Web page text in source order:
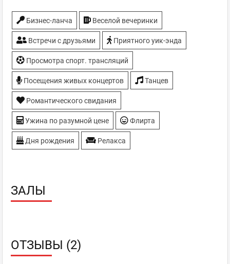
ТВ-плазмы
Бизнес-ланча Веселой вечеринки
Встречи с друзьями Приятного уик-энда
Просмотра спорт. трансляций
Посещения живых концертов Танцев
Романтического свидания
Ужина по разумной цене Флирта
Дня рождения Релакса
ЗАЛЫ
ОТЗЫВЫ (2)